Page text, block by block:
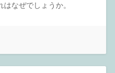
なぜでしょうか。